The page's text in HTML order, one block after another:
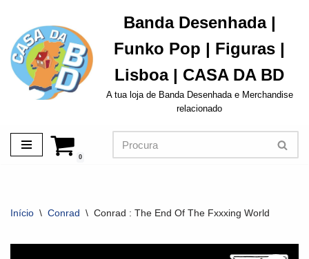
Avançar
para
o
conteúdo
Banda Desenhada |
Funko Pop | Figuras |
Lisboa | CASA DA BD
A tua loja de Banda Desenhada e Merchandise
relacionado
0
Início \ Conrad \ Conrad : The End Of The Fxxxing World